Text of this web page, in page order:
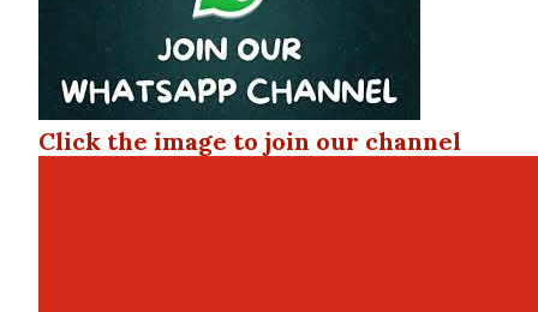
Click the image to join our channel